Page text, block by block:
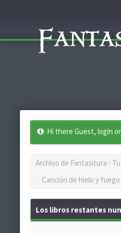
Hi there Guest, login
Archivo de Fantasitura -
Canción de hielo y fuego
Los libros restantes